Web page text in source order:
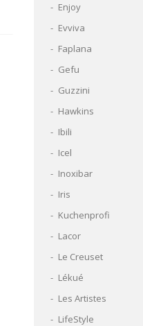
Enjoy
Evviva
Faplana
Gefu
Guzzini
Hawkins
Ibili
Icel
Inoxibar
Iris
Kuchenprofi
Lacor
Le Creuset
Lékué
Les Artistes
LifeStyle